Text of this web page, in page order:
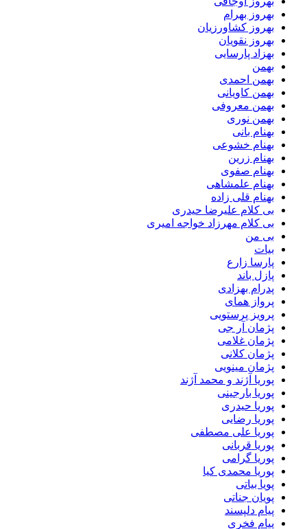
بهروز بهرام
بهروز کشاورزیان
بهروز نقویان
بهزاد پارسایی
بهمن
بهمن احمدی
بهمن کاویانی
بهمن معروفی
بهمن نوری
بهنام بانی
بهنام خشوعی
بهنام زرین
بهنام صفوی
بهنام علمشاهی
بهنام قلی زاده
بی کلام علیرضا حیدری
بی کلام مهرزاد خواجه امیری
بی من
بیات
پارسا زارع
پازل باند
پدرام بهزادی
پرواز همای
پرویز پرستویی
پژمان آر جی
پژمان غلامی
پژمان کلانی
پژمان مینویی
پوریا آژند و محمد آژند
پوریا بارجینی
پوریا حیدری
پوریا رضایی
پوریا علی مصطفی
پوریا قربانی
پوریا گرامی
پوریا محمدی کیا
پویا بیاتی
پویان جناتی
پیام دلپسند
پیام فخری